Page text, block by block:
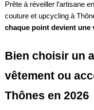
Prête à réveiller l’artisane
couture et upcycling à
chaque point devient une
Bien choisir un
vêtement ou
Thônes en 2026